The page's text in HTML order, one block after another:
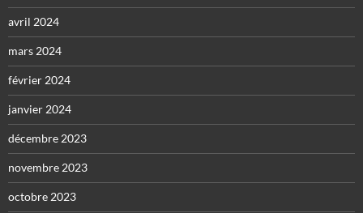
avril 2024
mars 2024
février 2024
janvier 2024
décembre 2023
novembre 2023
octobre 2023